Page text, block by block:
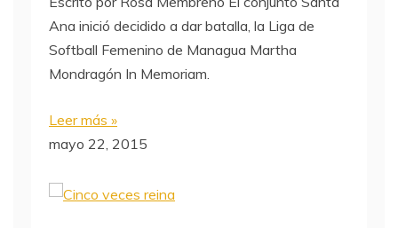
Ana inició decidido a dar batalla, la Liga de
Softball Femenino de Managua Martha
Mondragón In Memoriam.
Leer más »
mayo 22, 2015